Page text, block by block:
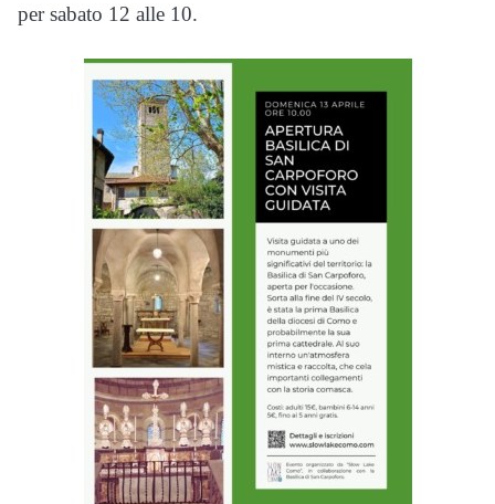
per sabato 12 alle 10.